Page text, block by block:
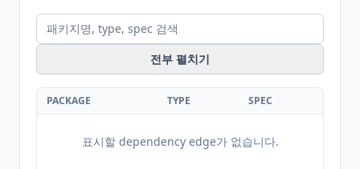
전부 펼치기
PACKAGE TYPE SPEC
표시할 dependency edge가 없습니다.